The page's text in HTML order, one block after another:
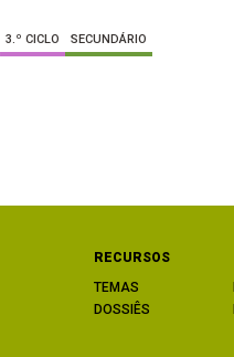
3.º CICLO SECUNDÁRIO
RECURSOS
TEMAS
DOSSIÊS